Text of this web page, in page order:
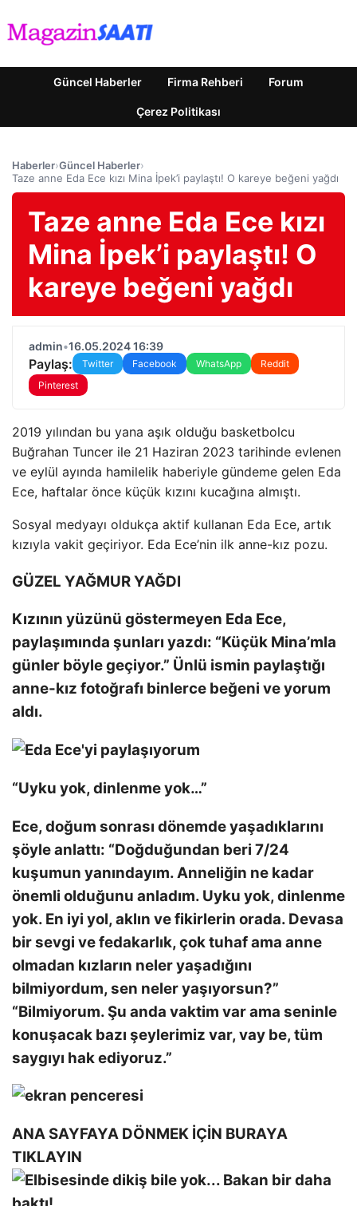
Güncel Haberler Firma Rehberi Forum
Çerez Politikası
Haberler›Güncel Haberler›
Taze anne Eda Ece kızı Mina İpek’i paylaştı! O kareye beğeni yağdı
Taze anne Eda Ece kızı
Mina İpek’i paylaştı! O
kareye beğeni yağdı
admin•16.05.2024 16:39
Paylaş: Twitter Facebook WhatsApp
Reddit
Pinterest
2019 yılından bu yana aşık olduğu basketbolcu
Buğrahan Tuncer ile 21 Haziran 2023 tarihinde evlenen
ve eylül ayında hamilelik haberiyle gündeme gelen Eda
Ece, haftalar önce küçük kızını kucağına almıştı.
Sosyal medyayı oldukça aktif kullanan Eda Ece, artık
kızıyla vakit geçiriyor. Eda Ece’nin ilk anne-kız pozu.
GÜZEL YAĞMUR YAĞDI
Kızının yüzünü göstermeyen Eda Ece,
paylaşımında şunları yazdı: “Küçük Mina’mla
günler böyle geçiyor.” Ünlü ismin paylaştığı
anne-kız fotoğrafı binlerce beğeni ve yorum
aldı.
“Uyku yok, dinlenme yok…”
Ece, doğum sonrası dönemde yaşadıklarını
şöyle anlattı: “Doğduğundan beri 7/24
kuşumun yanındayım. Anneliğin ne kadar
önemli olduğunu anladım. Uyku yok, dinlenme
yok. En iyi yol, aklın ve fikirlerin orada. Devasa
bir sevgi ve fedakarlık, çok tuhaf ama anne
olmadan kızların neler yaşadığını
bilmiyordum, sen neler yaşıyorsun?”
“Bilmiyorum. Şu anda vaktim var ama seninle
konuşacak bazı şeylerimiz var, vay be, tüm
saygıyı hak ediyoruz.”
ANA SAYFAYA DÖNMEK İÇİN BURAYA
TIKLAYIN